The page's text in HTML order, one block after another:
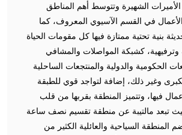
الشهيرة وتتوسط أهم المناطق
في القسم الآسيوي المعروف، كما
بنية تحتية ممتازة فيها كل مقومات الحياة
كشبكة المواصلات والمشافي
الحكومية والدولية والمنتجعات الساحلية
وغير ذلك، إضافة لتواجد قوي للطبقة
فيها، وتتميز المنطقة بقربها من قلب
تبعد مالتيبة عن منطقة تقسيم نصف ساعة
المنطقة السياحية والعائلية الكثير من